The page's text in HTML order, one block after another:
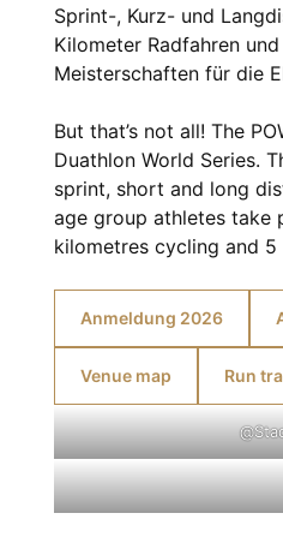
Sprint-, Kurz- und
Kilometer Radfahren
Meisterschaften für die
But that’s not all! The
Duathlon World Series.
sprint, short and long
age group athletes take
kilometres cycling and 5
Anmeldung 2026
Venue map Run